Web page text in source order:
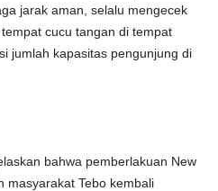
jarak aman, selalu mengecek
cucu tangan di tempat
jumlah kapasitas pengunjung di
bahwa pemberlakuan New
masyarakat Tebo kembali